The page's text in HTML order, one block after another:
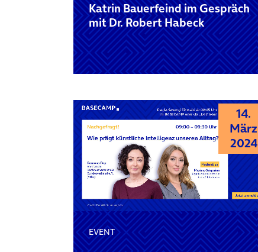
Katrin Bauerfeind im Gespräch
mit Dr. Robert Habeck
14.
März
2024
EVENT